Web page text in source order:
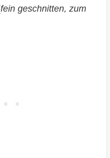
fein geschnitten, zum